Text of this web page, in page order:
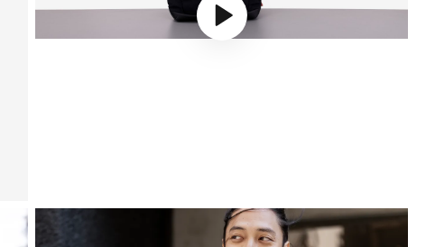
Play video